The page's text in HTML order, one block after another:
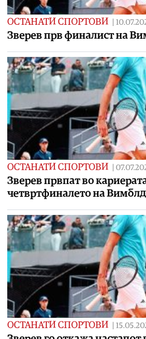
ОСТАНАТИ СПОРТОВИ
Зверев прв финалист на
ОСТАНАТИ СПОРТОВИ
Зверев првпат во
четвртфиналето на
ОСТАНАТИ СПОРТОВИ